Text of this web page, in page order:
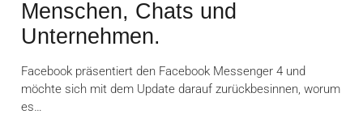
Menschen, Chats und
Unternehmen.
Facebook präsentiert den Facebook Messenger 4 und
möchte sich mit dem Update darauf zurückbesinnen, worum
es…